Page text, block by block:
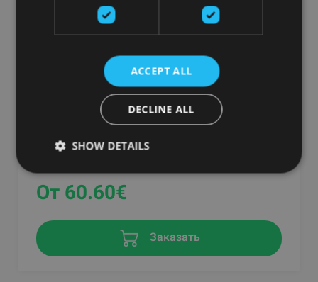
CENTR X HYROX INTERLOCKING BUMPER
CENTR X HYROX
От 60.60€
Заказать
ACCEPT ALL
DECLINE ALL
SHOW DETAILS